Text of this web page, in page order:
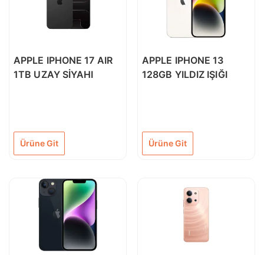
APPLE IPHONE 17 AIR
1TB UZAY SİYAHI
Ürüne Git
APPLE IPHONE 13
128GB YILDIZ IŞIĞI
Ürüne Git